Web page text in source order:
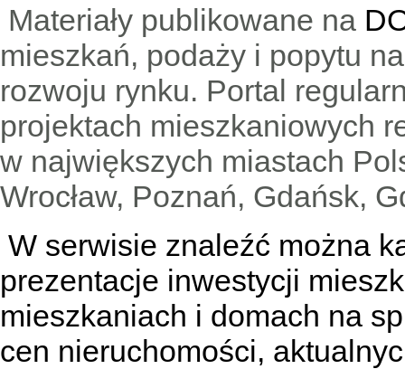
Materiały publikowane na
mieszkań, podaży i popytu
rozwoju rynku. Portal
projektach mieszkaniowych
w największych miastach
Wrocław, Poznań, Gdańsk,
W serwisie znaleźć można
prezentacje inwestycji
mieszkaniach i domach na
cen nieruchomości,